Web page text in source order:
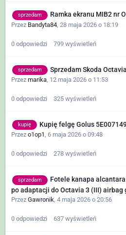
sprzedam Ramka ekranu MIB2 nr
Przez Bandyta84 28 maja 2026 o 18:19
0 odpowiedzi 799 wyświetleń
sprzedam Sprzedam Skoda
Przez marika, 12 maja 2026 o 11:53
0 odpowiedzi 325 wyświetleń
kupię Kupię felgę Golus
Przez o1op1, 6 maja 2026 o 09:48
0 odpowiedzi 278 wyświetleń
sprzedam
Fotele kanapa alcantara
po adaptacji do Octavia 3 (III) airbag
Przez Gawronik 4 maja 2026 o 20:56
0 odpowiedzi 637 wyświetleń